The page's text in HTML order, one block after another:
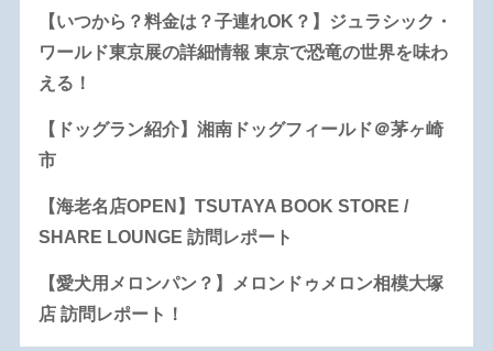
【いつから？料金は？子連れOK？】ジュラシック・
ワールド東京展の詳細情報 東京で恐竜の世界を味わ
える！
【ドッグラン紹介】湘南ドッグフィールド＠茅ヶ崎
市
【海老名店OPEN】TSUTAYA BOOK STORE /
SHARE LOUNGE 訪問レポート
【愛犬用メロンパン？】メロンドゥメロン相模大塚
店 訪問レポート！